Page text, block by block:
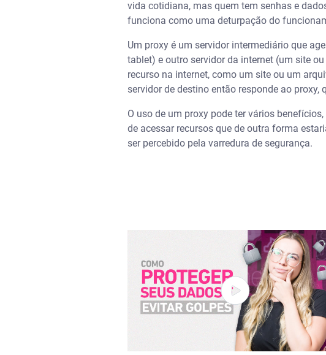
vida cotidiana, mas quem tem senhas e
funciona como uma deturpação do
Um proxy é um servidor intermediário que
tablet) e outro servidor da internet (um site
recurso na internet, como um site ou um
servidor de destino então responde ao
O uso de um proxy pode ter vários
de acessar recursos que de outra forma
ser percebido pela varredura de segurança.